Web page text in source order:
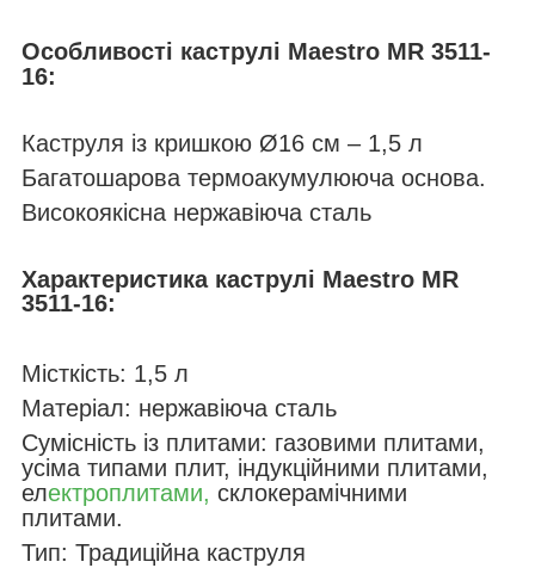
Особливості каструлі Maestro MR 3511-
16:
Каструля із кришкою Ø16 см – 1,5 л
Багатошарова термоакумулююча основа.
Високоякісна нержавіюча сталь
Характеристика каструлі Maestro MR
3511-16:
Місткість: 1,5 л
Матеріал: нержавіюча сталь
Сумісність із плитами: газовими плитами,
усіма типами плит, індукційними плитами,
електроплитами, склокерамічними
плитами.
Тип: Традиційна каструля